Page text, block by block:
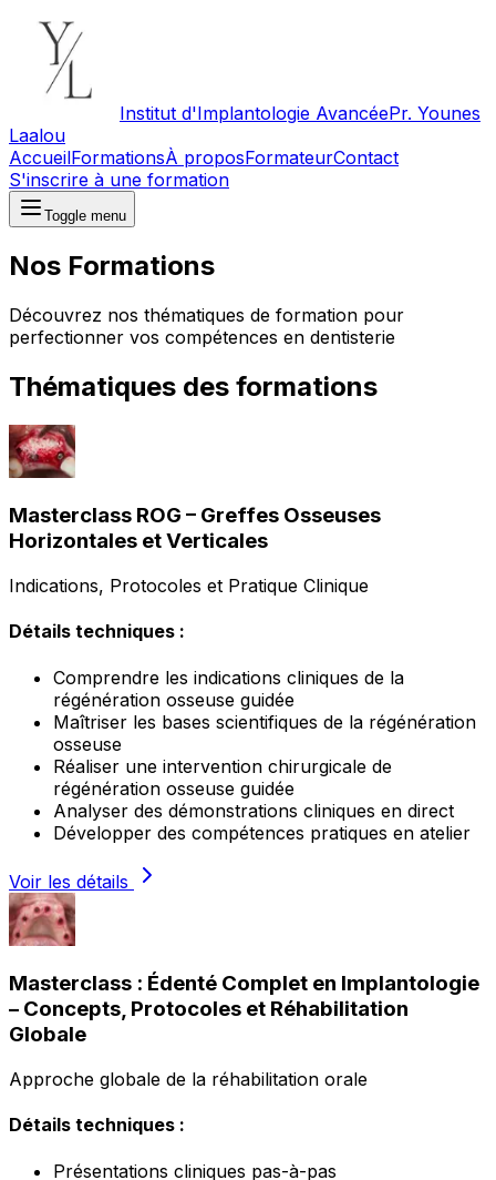
Institut d'Implantologie AvancéePr. Younes
Laalou
AccueilFormationsÀ proposFormateurContact
S'inscrire à une formation
Toggle menu
Nos Formations
Découvrez nos thématiques de formation pour
perfectionner vos compétences en dentisterie
Thématiques des formations
Masterclass ROG – Greffes Osseuses
Horizontales et Verticales
Indications, Protocoles et Pratique Clinique
Détails techniques :
Comprendre les indications cliniques de la
régénération osseuse guidée
Maîtriser les bases scientifiques de la régénération
osseuse
Réaliser une intervention chirurgicale de
régénération osseuse guidée
Analyser des démonstrations cliniques en direct
Développer des compétences pratiques en atelier
Voir les détails
Masterclass : Édenté Complet en Implantologie
– Concepts, Protocoles et Réhabilitation
Globale
Approche globale de la réhabilitation orale
Détails techniques :
Présentations cliniques pas-à-pas